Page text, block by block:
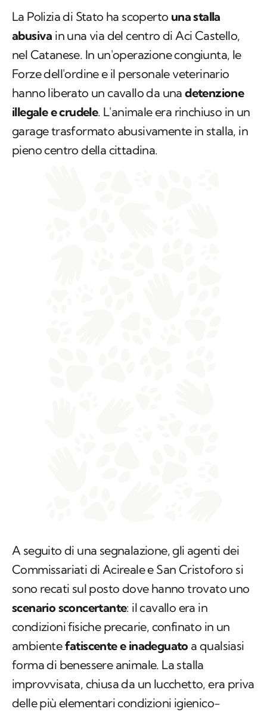
La Polizia di Stato ha scoperto una stalla
abusiva in una via del centro di Aci Castello,
nel Catanese. In un'operazione congiunta, le
Forze dell'ordine e il personale veterinario
hanno liberato un cavallo da unadetenzione
illegale e crudele. L'animale era rinchiuso in un
garage trasformato abusivamente in stalla, in
pieno centro della cittadina.
A seguito di una segnalazione, gli agenti dei
Commissariati di Acireale e San Cristoforo si
sono recati sul posto dove hanno trovato uno
scenario sconcertante: il cavallo era in
condizioni fisiche precarie, confinato in un
ambientefatiscente e inadeguato a qualsiasi
forma di benessere animale. La stalla
improvvisata, chiusa da un lucchetto, era priva
delle più elementari condizioni igienico-